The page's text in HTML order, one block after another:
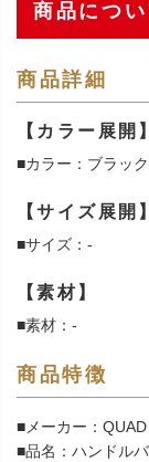
商品につい
商品詳細
【カラー展開】
■カラー：ブラック
【サイズ展開】
■サイズ：-
【素材】
■素材：-
商品特徴
■メーカー：QUAD
■品名：ハンドル